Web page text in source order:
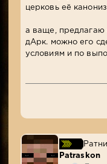
церковь её
а ваще, предлагаю
дАрк. можно его
условиям и по
Patraskon